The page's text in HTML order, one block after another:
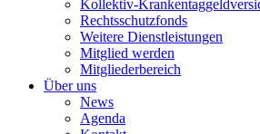
Kollektiv-
Rechtsschutzfonds
Weitere Dienstleistungen
Mitglied werden
Mitgliederbereich
Über uns
News
Agenda